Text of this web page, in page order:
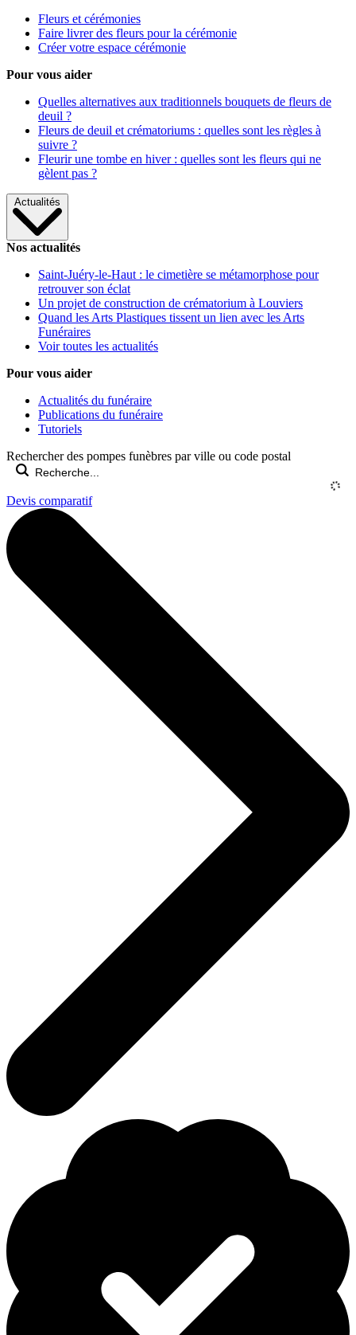
Fleurs et cérémonies
Faire livrer des fleurs pour la cérémonie
Créer votre espace cérémonie
Pour vous aider
Quelles alternatives aux traditionnels bouquets de fleurs de
deuil ?
Fleurs de deuil et crématoriums : quelles sont les règles à
suivre ?
Fleurir une tombe en hiver : quelles sont les fleurs qui ne
gèlent pas ?
Actualités
Nos actualités
Saint-Juéry-le-Haut : le cimetière se métamorphose pour
retrouver son éclat
Un projet de construction de crématorium à Louviers
Quand les Arts Plastiques tissent un lien avec les Arts
Funéraires
Voir toutes les actualités
Pour vous aider
Actualités du funéraire
Publications du funéraire
Tutoriels
Rechercher des pompes funèbres par ville ou code postal
Devis comparatif